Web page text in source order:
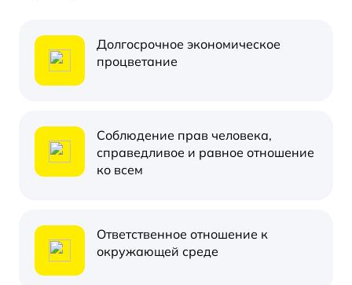
Долгосрочное экономическое
процветание
Соблюдение прав человека,
справедливое и равное отношение
ко всем
Ответственное отношение к
окружающей среде